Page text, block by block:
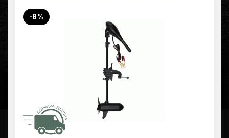
-8 %